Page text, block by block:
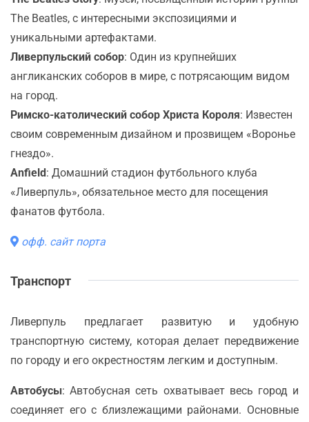
The Beatles, с интересными экспозициями и
уникальными артефактами.
Ливерпульский собор: Один из крупнейших
англиканских соборов в мире, с потрясающим видом
на город.
Римско-католический собор Христа Короля: Известен
своим современным дизайном и прозвищем «Воронье
гнездо».
Anfield : Домашний стадион футбольного клуба
«Ливерпуль», обязательное место для посещения
фанатов футбола.
офф. сайт порта
Транспорт
Ливерпуль предлагает развитую и удобную
транспортную систему, которая делает передвижение
по городу и его окрестностям легким и доступным.
Автобусы: Автобусная сеть охватывает весь город и
соединяет его с близлежащими районами. Основные